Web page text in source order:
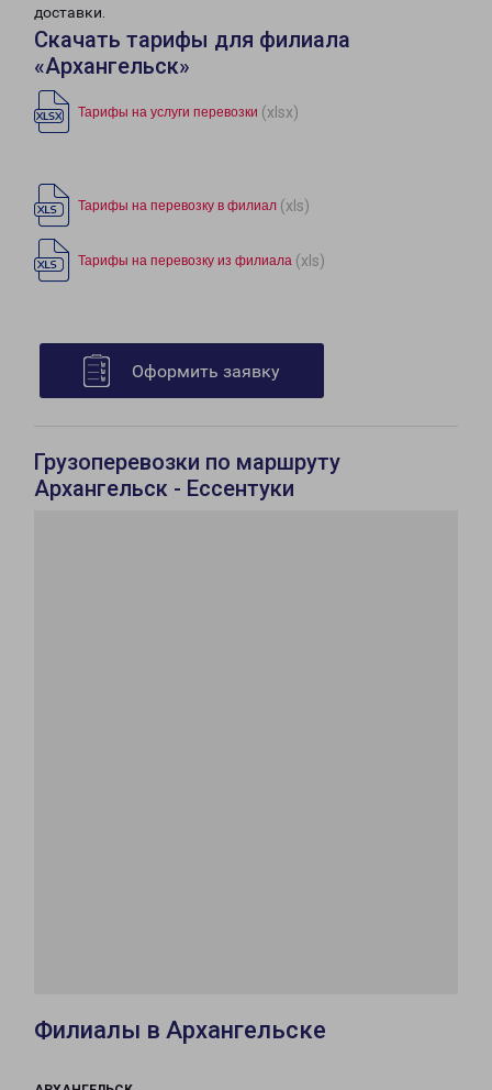
доставки.
Скачать тарифы для филиала
«Архангельск»
Тарифы на услуги перевозки (xlsx)
Тарифы на перевозку в филиал (xls)
Тарифы на перевозку из филиала (xls)
Оформить заявку
Грузоперевозки по маршруту
Архангельск - Ессентуки
Филиалы в Архангельске